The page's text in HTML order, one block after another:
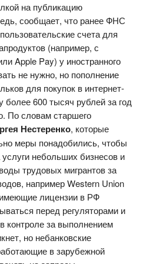
на публикацию
сообщает, что ранее ФНС
счета для
(например, с
Apple Pay) у иностранного
не нужно, но пополнение
для покупок в интернет-
более 600 тысяч рублей за год
По словам старшего
Нестеренко, которые
меры понадобились, чтобы
небольших бизнесов и
трудовых мигрантов за
например Western Union
лицензии в РФ
перед регуляторами и
контроле за выполнением
но небанковские
в зарубежной